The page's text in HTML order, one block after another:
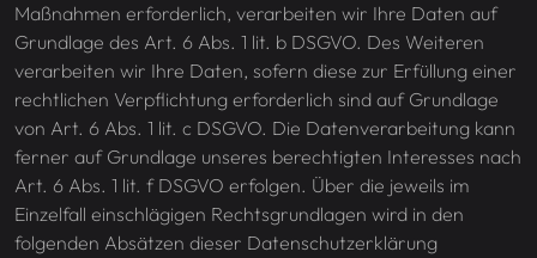
Maßnahmen erforderlich, verarbeiten wir Ihre Daten auf
Grundlage des Art. 6 Abs. 1 lit. b DSGVO. Des Weiteren
verarbeiten wir Ihre Daten, sofern diese zur Erfüllung einer
rechtlichen Verpflichtung erforderlich sind auf Grundlage
von Art. 6 Abs. 1 lit. c DSGVO. Die Datenverarbeitung kann
ferner auf Grundlage unseres berechtigten Interesses nach
Art. 6 Abs. 1 lit. f DSGVO erfolgen. Über die jeweils im
Einzelfall einschlägigen Rechtsgrundlagen wird in den
folgenden Absätzen dieser Datenschutzerklärung